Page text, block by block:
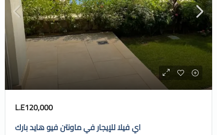
L.E120,000
اي فيلا للإيجار في ماونتن فيو هايد بارك